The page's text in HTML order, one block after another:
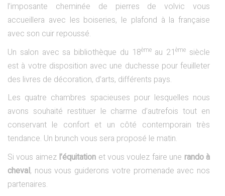
l’imposante cheminée de pierres de volvic vous
accueillera avec les boiseries, le plafond à la française
avec son cuir repoussé.
Un salon avec sa bibliothèque du 18èmeau 21ème siècle
est à votre disposition avec une duchesse pour feuilleter
des livres de décoration, d’arts, différents pays.
Les quatre chambres spacieuses pour lesquelles nous
avons souhaité restituer le charme d’autrefois tout en
conservant le confort et un côté contemporain très
tendance. Un brunch vous sera proposé le matin.
Si vous aimez l’équitation et vous voulez faire une rando à
cheval, nous vous guiderons votre promenade avec nos
partenaires.